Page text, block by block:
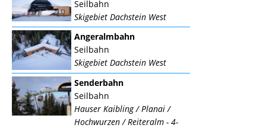
Seilbahn
Skigebiet Dachstein West
Angeralmbahn
Seilbahn
Skigebiet Dachstein West
Senderbahn
Seilbahn
Hauser Kaibling / Planai /
Hochwurzen / Reiteralm - 4-